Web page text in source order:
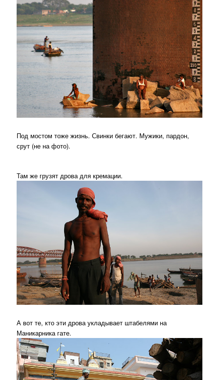
Под мостом тоже жизнь. Свинки бегают. Мужики, пардон,
срут (не на фото).
Там же грузят дрова для кремации.
А вот те, кто эти дрова укладывает штабелями на
Маникарника гате.